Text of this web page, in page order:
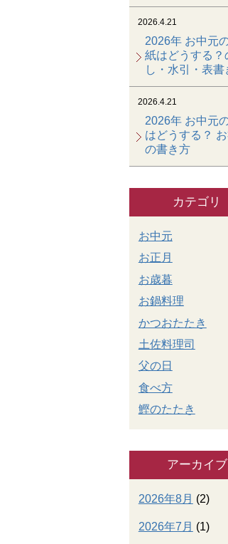
2026.4.21
2026年 お中元
紙はどうする？
し・水引・表書
2026.4.21
2026年 お中元
はどうする？
の書き方
カテゴリ
お中元
お正月
お歳暮
お鍋料理
かつおたたき
土佐料理司
父の日
食べ方
鰹のたたき
アーカイブ
2026年8月 (2)
2026年7月 (1)